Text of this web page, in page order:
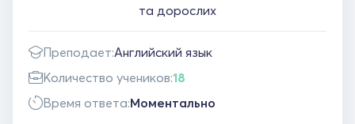
та дорослих
Преподает:Английский язык
Количество учеников:18
Время ответа:Моментально